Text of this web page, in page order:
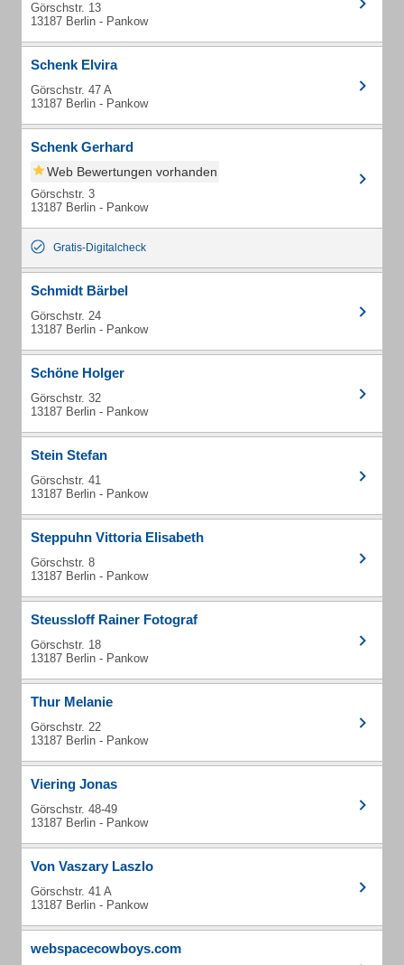
Görschstr. 13
13187 Berlin - Pankow
Schenk Elvira
Görschstr. 47 A
13187 Berlin - Pankow
Schenk Gerhard
Web Bewertungen vorhanden
Görschstr. 3
13187 Berlin - Pankow
Gratis-Digitalcheck
Schmidt Bärbel
Görschstr. 24
13187 Berlin - Pankow
Schöne Holger
Görschstr. 32
13187 Berlin - Pankow
Stein Stefan
Görschstr. 41
13187 Berlin - Pankow
Steppuhn Vittoria Elisabeth
Görschstr. 8
13187 Berlin - Pankow
Steussloff Rainer Fotograf
Görschstr. 18
13187 Berlin - Pankow
Thur Melanie
Görschstr. 22
13187 Berlin - Pankow
Viering Jonas
Görschstr. 48-49
13187 Berlin - Pankow
Von Vaszary Laszlo
Görschstr. 41 A
13187 Berlin - Pankow
webspacecowboys.com